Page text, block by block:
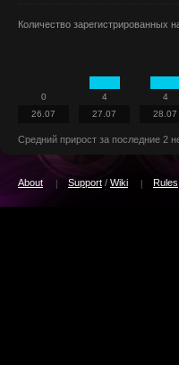
Количество зарегистрированных
0
26.07
4
27.07
4
28.07
Средний прирост за последние 2
About Support / Wiki Rules